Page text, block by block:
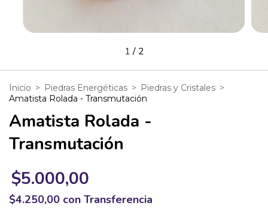
1/ 2
Inicio > Piedras Energéticas > Piedras y Cristales >
Amatista Rolada - Transmutación
Amatista Rolada -
Transmutación
$5.000,00
$4.250,00 con Transferencia